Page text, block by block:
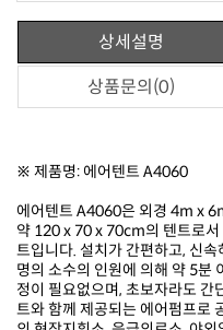
상세설명
상품문의(0)
※ 제품명: 에어텐트 A4060